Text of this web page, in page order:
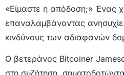
«Είμαστε η απόδοση;» Ένας
επαναλαμβάνοντας
κινδύνους των αδιαφανών
Ο βετεράνος Bitcoiner